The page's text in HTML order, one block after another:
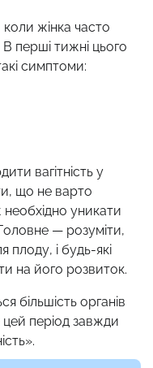
коли жінка часто
перші тижні цього
симптоми:
вагітність у
що не варто
необхідно уникати
— розуміти,
і будь-які
на його розвиток.
більшість органів
період завжди